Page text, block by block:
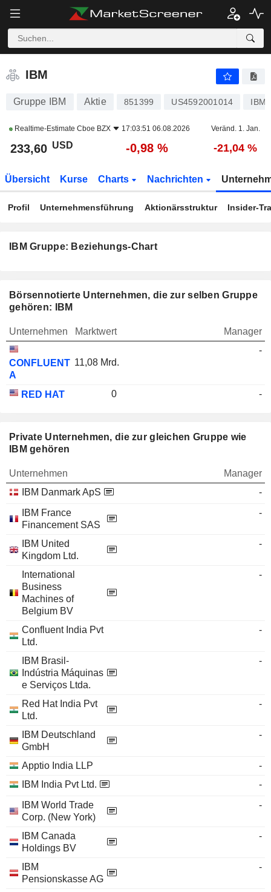
IBM
IBM
Gruppe IBM Aktie 851399 US4592001014 IBM
Realtime-Estimate Cboe BZX 17:03:51 06.08.2026 Veränd. 1. Jan.
233,60 USD -0,98 % -21,04 %
Übersicht Kurse Charts Nachrichten
Profil Unternehmensführung Aktionärsstruktur Insider-
IBM Gruppe: Beziehungs-Chart
Börsennotierte Unternehmen, die zur selben Gruppe
gehören: IBM
Unternehmen Marktwert Manager
CONFLUENT
A
11,08 Mrd.
-
RED HAT 0 -
Private Unternehmen, die zur gleichen Gruppe wie
IBM gehören
Unternehmen
Manager
IBM Danmark ApS
-
IBM France
Financement SAS
-
IBM United
Kingdom Ltd.
-
International
Business
Machines of
Belgium BV
-
Confluent India Pvt
Ltd.
-
IBM Brasil-
Indústria Máquinas
e Serviços Ltda.
-
Red Hat India Pvt
Ltd.
-
IBM Deutschland
GmbH
-
Apptio India LLP
-
IBM India Pvt Ltd.
-
IBM World Trade
Corp. (New York)
-
IBM Canada
Holdings BV
-
IBM
Pensionskasse AG
-